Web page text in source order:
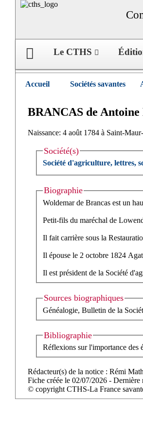
Le CTHS
Accueil Sociétés savantes
BRANCAS de Antoine
Naissance: 4 août 1784 à Saint-
Société(s)
Société d'agriculture, lettres,
Biographie
Woldemar de Brancas est un
Petit-fils du maréchal de
Il fait carrière sous la
Il épouse le 2 octobre
Il est président de la Société
Sources biographiques
Généalogie, Bulletin de la
Bibliographie
Réflexions sur l'importance des
Rédacteur(s) de la notice : Rémi
Fiche créée le 02/07/2026 -
© copyright CTHS-La France